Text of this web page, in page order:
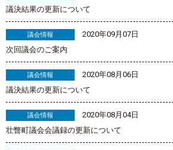
議決結果の更新について
議会情報
2020年09月07日
次回議会のご案内
議会情報
2020年08月06日
議決結果の更新について
議会情報
2020年08月04日
壮瞥町議会会議録の更新について